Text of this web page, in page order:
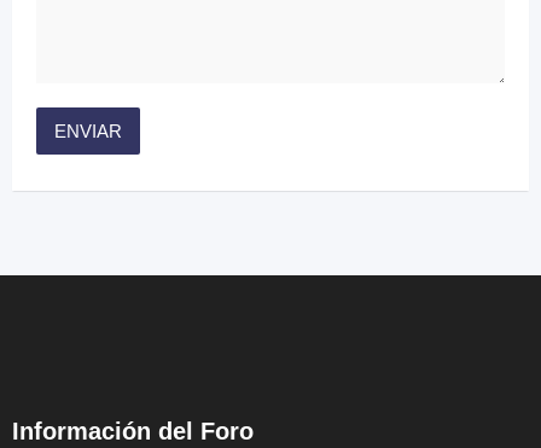
Información del Foro